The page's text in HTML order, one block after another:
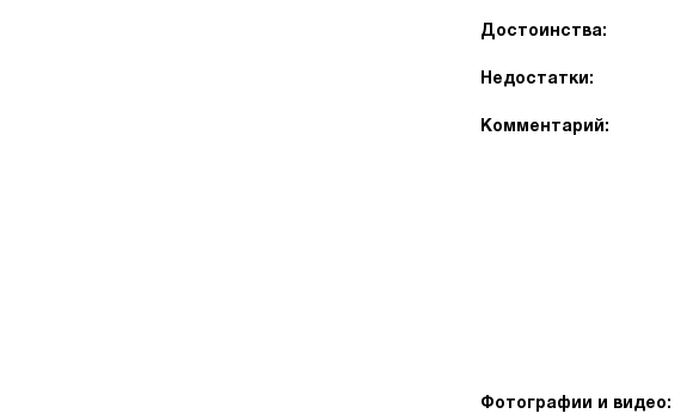
Достоинства:
Недостатки:
Комментарий:
Фотографии и видео: